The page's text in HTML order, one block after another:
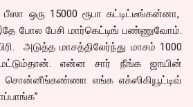
ஒரு 15000 ரூபா கட்டிட்டீங்கன்னா,
போல பேசி மார்கெட்டிங் பண்ணுவோம்.
அடுத்த மாசத்திலேர்ந்து மாசம் 1000
என்ன சார் நீங்க ஜாயின்
எங்க எக்ஸிகியூட்டிவ்